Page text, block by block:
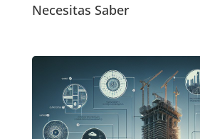
Necesitas Saber